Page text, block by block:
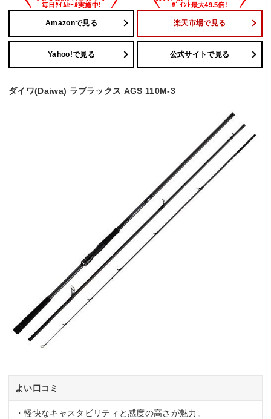
Amazonで見る 楽天市場で見る
Yahoo!で見る 公式サイトで見る
ダイワ(Daiwa) ラブラックス AGS 110M-3
よい口コミ
・軽快なキャスタビリティと感度の高さが魅力。